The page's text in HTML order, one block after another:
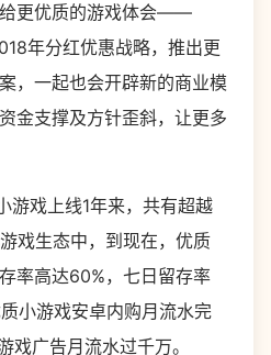
更优质的游戏体会——
年分红优惠战略，推出更
，一起也会开辟新的商业模
金支撑及方针歪斜，让更多
游戏上线1年来，共有超越
戏生态中，到现在，优质
率高达60%，七日留存率
小游戏安卓内购月流水完
戏广告月流水过千万。